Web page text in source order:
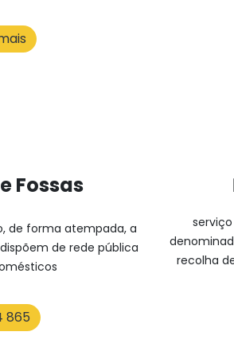
Fossas
de forma atempada, a
de rede pública
865
recolha